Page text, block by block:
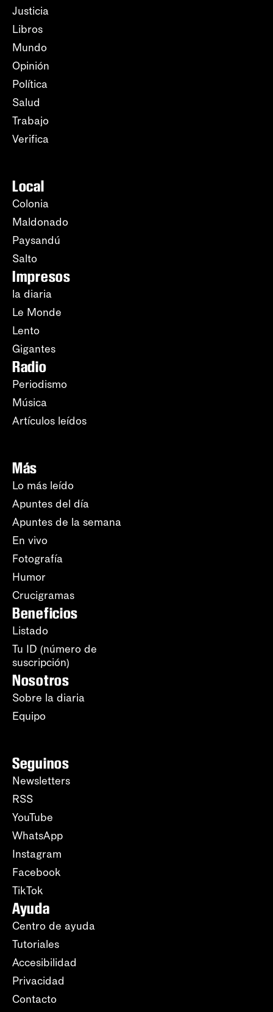
Justicia
Libros
Mundo
Opinión
Política
Salud
Trabajo
Verifica
Local
Colonia
Maldonado
Paysandú
Salto
Impresos
la diaria
Le Monde
Lento
Gigantes
Radio
Periodismo
Música
Artículos leídos
Más
Lo más leído
Apuntes del día
Apuntes de la semana
En vivo
Fotografía
Humor
Crucigramas
Beneficios
Listado
Tu ID (número de
suscripción)
Nosotros
Sobre la diaria
Equipo
Seguinos
Newsletters
RSS
YouTube
WhatsApp
Instagram
Facebook
TikTok
Ayuda
Centro de ayuda
Tutoriales
Accesibilidad
Privacidad
Contacto